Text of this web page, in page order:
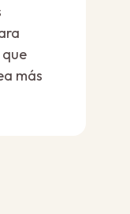
más